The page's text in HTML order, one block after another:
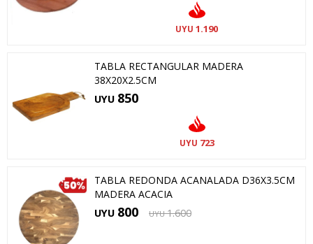
UYU 1.190
TABLA RECTANGULAR MADERA
38X20X2.5CM
UYU 850
UYU 723
TABLA REDONDA ACANALADA D36X3.5CM
MADERA ACACIA
UYU 800 UYU 1.600